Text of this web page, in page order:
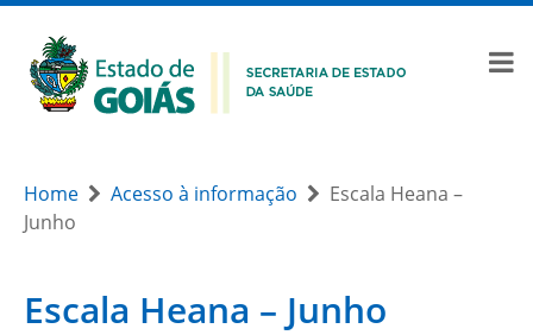
Home Acesso à informação
Escala Heana –
Junho
Escala Heana – Junho